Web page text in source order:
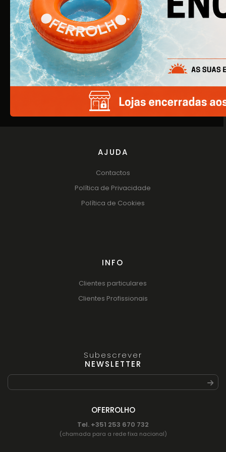
EMPRESA
Quem Somos
Produtos
Catálogos
AJUDA
Contactos
Política de Privacidade
Política de Cookies
INFO
Clientes particulares
Clientes Profissionais
Subescrever
NEWSLETTER
OFERROLHO
Tel. +351 253 670 732
(chamada para a rede fixa nacional)